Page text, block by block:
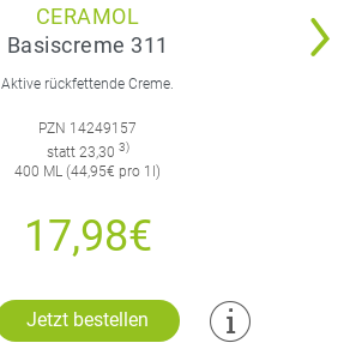
CERAMOL
Basiscreme 311
Aktive rückfettende Creme.
PZN 14249157
statt 23,30 3)
400 ML (44,95€ pro 1l)
17,98€
Jetzt bestellen